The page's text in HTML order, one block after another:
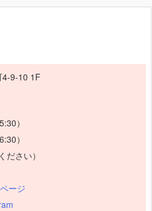
4-9-10 1F
）
）
さい）
ージ